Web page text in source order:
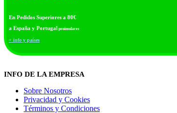
En Pedidos Superiores a 80€
a España y Portugal peninsulares
+ info y países
INFO DE LA EMPRESA
Sobre Nosotros
Privacidad y Cookies
Términos y Condiciones